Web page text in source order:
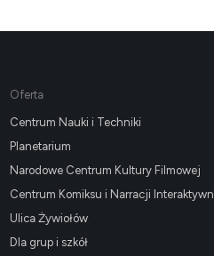
Oferta
Centrum Nauki i Techniki
Planetarium
Narodowe Centrum Kultury Filmowej
Centrum Komiksu i Narracji
Ulica Żywiołów
Dla grup i szkół